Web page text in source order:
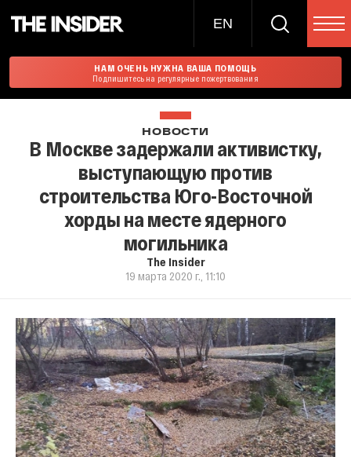
EN
НАМ ОЧЕНЬ НУЖНА ВАША ПОМОЩЬ
Подпишитесь на регулярные пожертвования
НОВОСТИ
В Москве задержали активистку,
выступающую против
строительства Юго-Восточной
хорды на месте ядерного
могильника
The Insider
19 марта 2020 г., 11:10